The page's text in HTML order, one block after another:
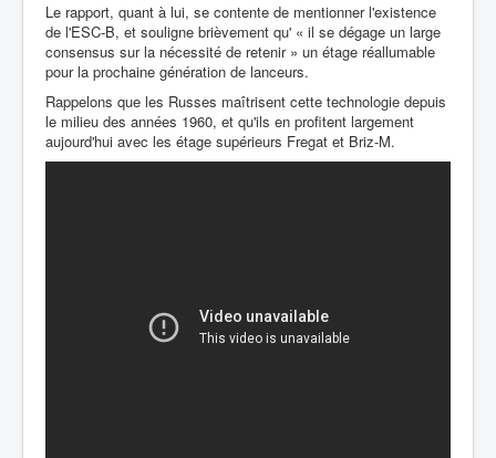
Le rapport, quant à lui, se contente de mentionner l'existence
de l'ESC-B, et souligne brièvement qu' « il se dégage un large
consensus sur la nécessité de retenir » un étage réallumable
pour la prochaine génération de lanceurs.
Rappelons que les Russes maîtrisent cette technologie depuis
le milieu des années 1960, et qu'ils en profitent largement
aujourd'hui avec les étage supérieurs Fregat et Briz-M.